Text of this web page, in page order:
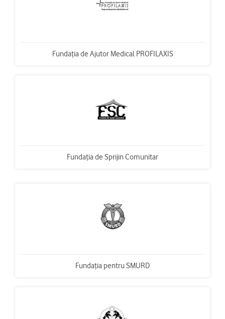
Fundaţia de Ajutor Medical PROFILAXIS
Fundaţia de Sprijin Comunitar
Fundaţia pentru SMURD